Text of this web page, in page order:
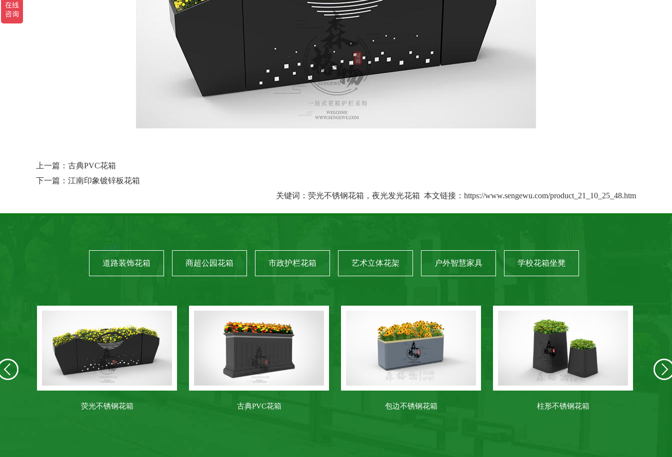
上一篇： 古典PVC花箱
下一篇： 江南印象镀锌板花箱
关键词： 荧光不锈钢花箱，夜光发光花箱 本文链接： https://www.sengewu.com/product_21_10_25_48.htm
道路装饰花箱 商超公园花箱 市政护栏花箱 艺术立体花架 户外智慧家具 学校花箱坐凳
荧光不锈钢花箱 古典PVC花箱 包边不锈钢花箱 柱形不锈钢花箱